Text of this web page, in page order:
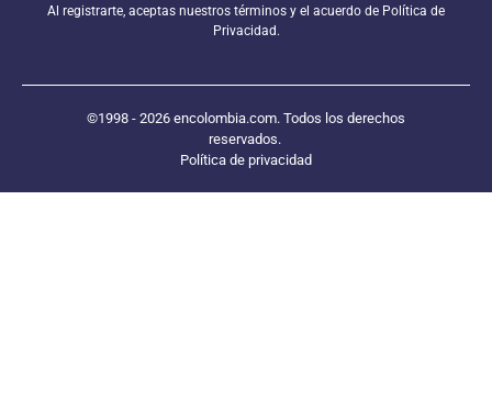
Al registrarte, aceptas nuestros términos y el acuerdo de Política de
Privacidad.
©1998 - 2026 encolombia.com. Todos los derechos
reservados.
Política de privacidad